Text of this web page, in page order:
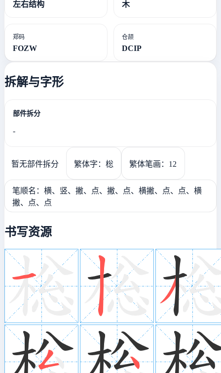
左右结构 木
郑码
FOZW
仓颉
DCIP
拆解与字形
部件拆分
-
暂无部件拆分 繁体字：棇 繁体笔画：12
笔顺名：横、竖、撇、点、撇、点、横撇、点、点、横
撇、点、点
书写资源